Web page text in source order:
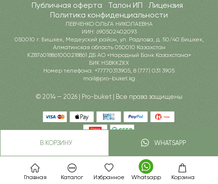
Главная Каталог Избранное Whatsapp Корзина
В КОРЗИНУ WHATSAPP
Публичная оферта Талон ИП
Лицензия
Политика конфиденциальности
ЛЕВЧЕНКО ОЛЬГА НИКОЛАЕВНА
ИИН: 690502402093
050010 г. Бишкек, Медеуский район, ул. Радлова, д. 50/40 Бишкек,
Алматинская область 050010 Казахстан
KZ876018861000218861 ДБ АО «Народный Банк Казахстана»
БИК HSBKKZKX
Номер телефона: +77770313905, 8 (777) 031 3905
mail@pro-buket.kg
© 2014 — 2026 | Pro-buket | Все права защищены